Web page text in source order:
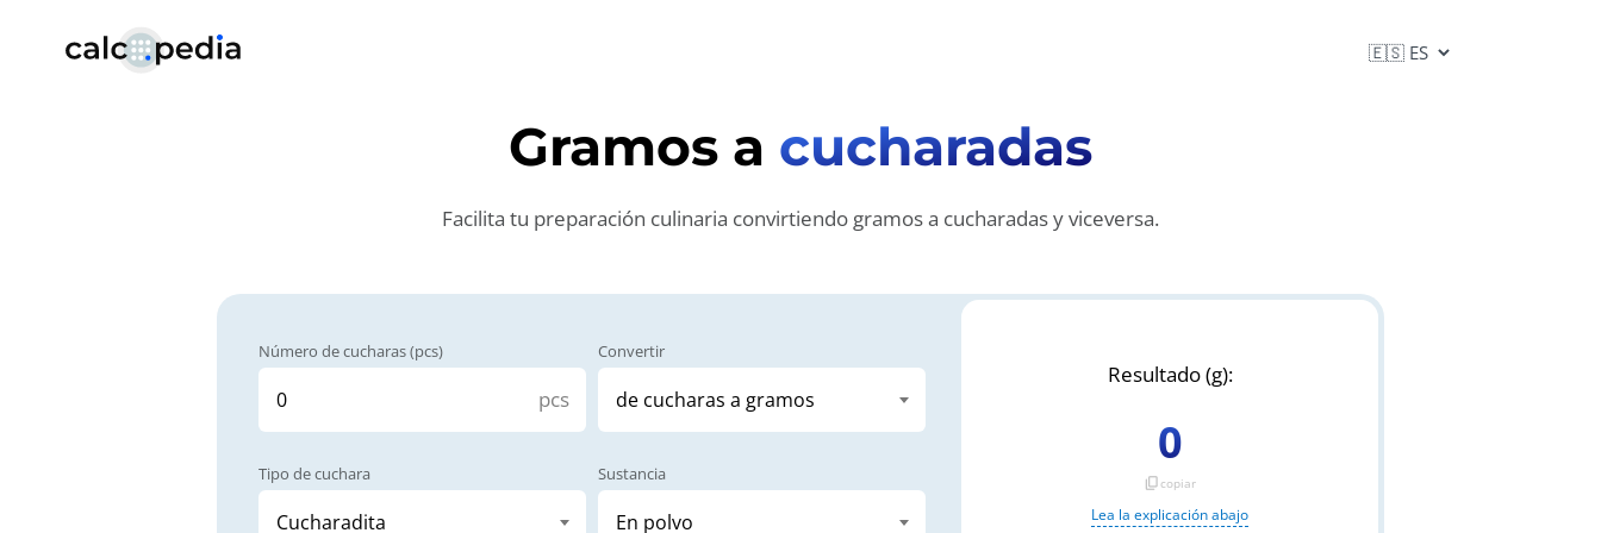
Gramos a cucharadas
Facilita tu preparación culinaria convirtiendo gramos a cucharadas y viceversa.
Número de cucharas (pcs)
pcs
Convertir
Tipo de cuchara Sustancia
Resultado (g):
0
content_copycopiar
Lea la explicación abajo